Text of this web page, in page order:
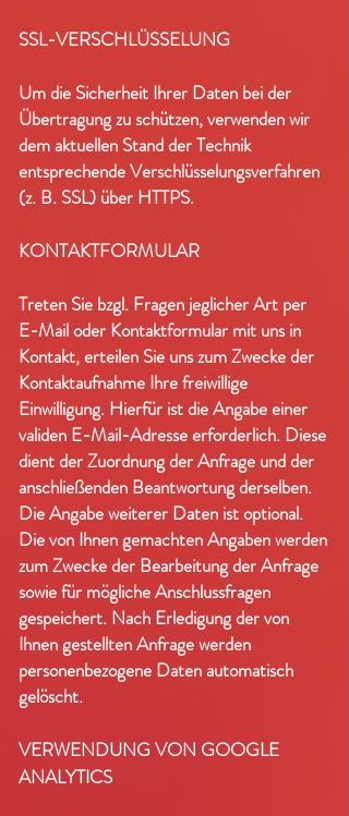
SSL-VERSCHLÜSSELUNG
Um die Sicherheit Ihrer Daten bei der
Übertragung zu schützen, verwenden wir
dem aktuellen Stand der Technik
entsprechende Verschlüsselungsverfahren
(z. B. SSL) über HTTPS.
KONTAKTFORMULAR
Treten Sie bzgl. Fragen jeglicher Art per
E-Mail oder Kontaktformular mit uns in
Kontakt, erteilen Sie uns zum Zwecke der
Kontaktaufnahme Ihre freiwillige
Einwilligung. Hierfür ist die Angabe einer
validen E-Mail-Adresse erforderlich. Diese
dient der Zuordnung der Anfrage und der
anschließenden Beantwortung derselben.
Die Angabe weiterer Daten ist optional.
Die von Ihnen gemachten Angaben werden
zum Zwecke der Bearbeitung der Anfrage
sowie für mögliche Anschlussfragen
gespeichert. Nach Erledigung der von
Ihnen gestellten Anfrage werden
personenbezogene Daten automatisch
gelöscht.
VERWENDUNG VON GOOGLE
ANALYTICS